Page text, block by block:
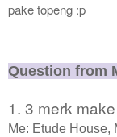
pake topeng :p
Question from
1. 3 merk
Me: Etude House,